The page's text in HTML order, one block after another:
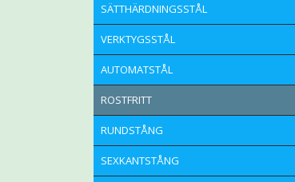
SÄTTHÄRDNINGSSTÅL
VERKTYGSSTÅL
AUTOMATSTÅL
ROSTFRITT
RUNDSTÅNG
SEXKANTSTÅNG